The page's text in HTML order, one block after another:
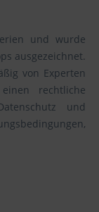
und wurde
ausgezeichnet.
von Experten
rechtliche
und